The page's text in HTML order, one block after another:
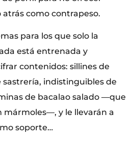
como contrapeso.
para los que solo la
está entrenada y
contenidos: sillines de
indistinguibles de
de bacalao salado —que
mármoles—, y le llevarán a
soporte…